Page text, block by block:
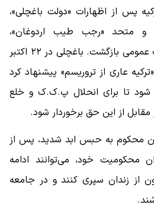
پس از اظهارات «دولت باغچلی»،
متحد «رجب طیب اردوغان»،
رئیس‌جمهور ترکیه به بحث عمومی بازگشت. باغچلی در ۲۲ اکتبر
عاری از تروریسم» پیشنهاد کرد
شود تا برای انحلال پ.ک.ک و خلع
از این حق برخوردار شود.
محکوم به حبس ابد شدید، پس از
از دوران محکومیت خود، می‌توانند ادامه
از زندان سپری کنند و در جامعه